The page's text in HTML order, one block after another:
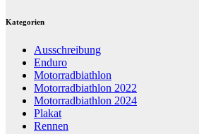
Kategorien
Ausschreibung
Enduro
Motorradbiathlon
Motorradbiathlon 2022
Motorradbiathlon 2024
Plakat
Rennen